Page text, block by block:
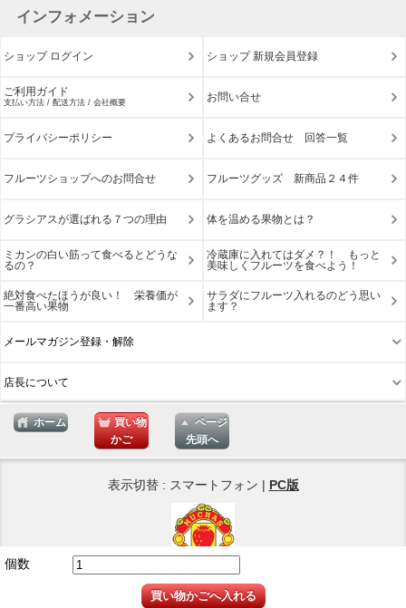
個数
買い物かごへ入れる
インフォメーション
ショップ ログイン ショップ 新規会員登録
ご利用ガイド
支払い方法 / 配送方法 / 会社概要 お問い合せ
プライバシーポリシー よくあるお問合せ 回答一覧
フルーツショップへのお問合せ フルーツグッズ 新商品２４件
グラシアスが選ばれる７つの理由 体を温める果物とは？
ミカンの白い筋って食べるとどうな
るの？
冷蔵庫に入れてはダメ？！ もっと
美味しくフルーツを食べよう！
絶対食べたほうが良い！ 栄養価が
一番高い果物
サラダにフルーツ入れるのどう思い
ます？
メールマガジン登録・解除
店長について
ホーム
買い物
かご
ページ
先頭へ
表示切替 : スマートフォン | PC版
Copyright © 2025
ネットショップ Muchas Gracias